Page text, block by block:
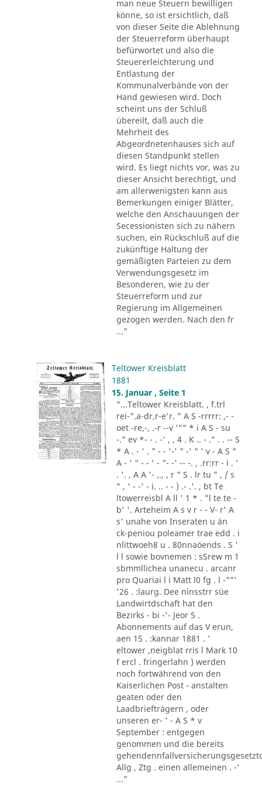
man neue Steuern bewilligen
könne, so ist ersichtlich, daß
von dieser Seite die Ablehnung
der Steuerreform überhaupt
befürwortet und also die
Steuererleichterung und
Entlastung der
Kommunalverbände von der
Hand gewiesen wird. Doch
scheint uns der Schluß
übereilt, daß auch die
Mehrheit des
Abgeordnetenhauses sich auf
diesen Standpunkt stellen
wird. Es liegt nichts vor, was zu
dieser Ansicht berechtigt, und
am allerwenigsten kann aus
Bemerkungen einiger Blätter,
welche den Anschauungen der
Secessionisten sich zu nähern
suchen, ein Rückschluß auf die
zukünftige Haltung der
gemäßigten Parteien zu dem
Verwendungsgesetz im
Besonderen, wie zu der
Steuerreform und zur
Regierung im Allgemeinen
gezogen werden. Nach den fr
..."
Teltower Kreisblatt
1881
15. Januar , Seite 1
"...Teltower Kreisblatt. , f.trl
rei-".a-dr,r-e'r. " A S -rrrrr: ,- -
oet -re,-, .-r --v '"" * i A S - su
-." ev *- - . -' , , 4 . K .. - ." . . -- S
* A . - ' . " - - '-' " -' " ' v - A S "
A - ' " - - ' - "- -' -- -. , .rr:rr - i . '
. '. , A A '- ,., , r " S . lr tu " , / s
" , ' - -' - i. .. - - ) .- .'. , bt Te
ltowerreisbl A ll ' 1 * . "l te te -
b' '. Arteheim A s v r - - V- r' A
s' unahe von Inseraten u än
ck-peniou poleamer trae edd . i
nlittwoeh8 u . 80nnaöends . S '
l l sowie bovnemen : sSrew m 1
sbmmllichea unanecu . arcanr
pro Quariai l i Matt l0 fg . l -""'
'26 . :laurg. Dee ninsstrr süe
Landwirtdschaft hat den
Bezirks - bi -'- Jeor 5 .
Abonnements auf das V erun,
aen 15 . :kannar 1881 . '
eltower ,neigblat rris l Mark 10
f ercl . fringerlahn ) werden
noch fortwährend von den
Kaiserlichen Post - anstalten
geaten oder den
Laadbriefträgern , oder
unseren er- ' - A S * v
September : entgegen
genommen und die bereits
Allg , Ztg . einen allemeinen . -'
..."